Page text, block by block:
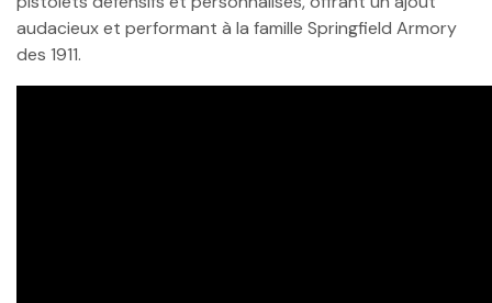
audacieux et performant à la famille Springfield Armory
des 1911.